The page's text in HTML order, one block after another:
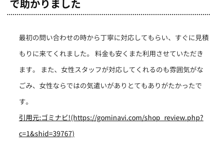
で助かりました
最初の問い合わせの時から丁寧に対応してもらい、すぐに見積
もりに来てくれました。 料金も安くまた利用させていただき
ます。 また、女性スタッフが対応してくれるのも雰囲気がな
ごみ、女性ならではの気遣いがありとてもありがたかったで
す。
引用元:ゴミナビ!(https://gominavi.com/shop_review.php?
c=1&shid=39767)